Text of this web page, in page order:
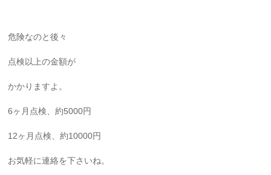
危険なのと後々
点検以上の金額が
かかりますよ。
6ヶ月点検、約5000円
12ヶ月点検、約10000円
お気軽に連絡を下さいね。